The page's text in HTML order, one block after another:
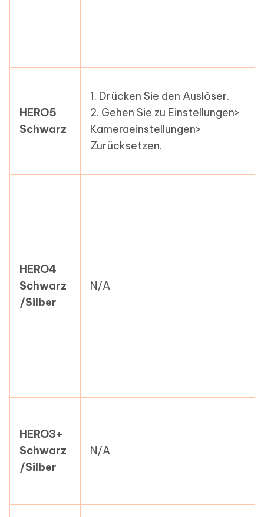
HERO5
Schwarz
1. Drücken Sie den Auslöser.
2. Gehen Sie zu Einstellungen>
Kameraeinstellungen>
Zurücksetzen.
HERO4
Schwarz
/Silber
N/A
HERO3+
Schwarz
/Silber
N/A